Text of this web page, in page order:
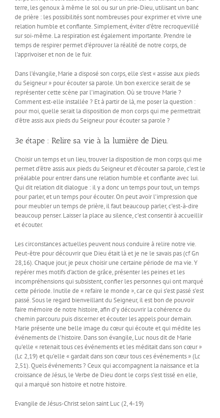
terre, les genoux à même le sol ou sur un prie-Dieu, utilisant un banc
de prière : les possibilités sont nombreuses pour exprimer et vivre une
relation humble et confiante. Simplement, éviter d’être recroquevillé
sur soi-même. La respiration est également importante. Prendre le
temps de respirer permet d’éprouver la réalité de notre corps, de
l’apprivoiser et non de le fuir.
Dans l’évangile, Marie a disposé son corps, elle s’est « assise aux pieds
du Seigneur » pour écouter sa parole. Un bon exercice serait de se
représenter cette scène par l’imagination. Où se trouve Marie ?
Comment est-elle installée ? Et à partir de là, me poser la question :
pour moi, quelle serait la disposition de mon corps qui me permettrait
d’être assis aux pieds du Seigneur pour écouter sa parole ?
3e étape : Relire sa vie à la lumière de Dieu.
Choisir un temps et un lieu, trouver la disposition de mon corps qui me
permet d’être assis aux pieds du Seigneur et d’écouter sa parole, c’est le
préalable pour entrer dans une relation humble et confiante avec lui.
Qui dit relation dit dialogue : il y a donc un temps pour tout, un temps
pour parler, et un temps pour écouter. On peut avoir l’impression que
pour meubler un temps de prière, il faut beaucoup parler, c’est-à-dire
beaucoup penser. Laisser la place au silence, c’est consentir à accueillir
et écouter.
Les circonstances actuelles peuvent nous conduire à relire notre vie.
Peut-être pour découvrir que Dieu était là et je ne le savais pas (cf Gn
28,16). Chaque jour, je peux choisir une certaine période de ma vie. Y
repérer mes motifs d’action de grâce, présenter les peines et les
incompréhensions qui subsistent, confier les personnes qui ont marqué
cette période. Inutile de « refaire le monde », car ce qui s’est passé s’est
passé. Sous le regard bienveillant du Seigneur, il est bon de pouvoir
faire mémoire de notre histoire, afin d’y découvrir la cohérence du
chemin parcouru puis discerner et écouter les appels pour demain.
Marie présente une belle image du cœur qui écoute et qui médite les
événements de l’histoire. Dans son évangile, Luc nous dit de Marie
qu’elle « retenait tous ces événements et les méditait dans son cœur »
(Lc 2,19) et qu’elle « gardait dans son cœur tous ces événements » (Lc
2,51). Quels événements ? Ceux qui accompagnent la naissance et la
croissance de Jésus, le Verbe de Dieu dont le corps s’est tissé en elle,
qui a marqué son histoire et notre histoire.
Evangile de Jésus-Christ selon saint Luc (2, 4-19)